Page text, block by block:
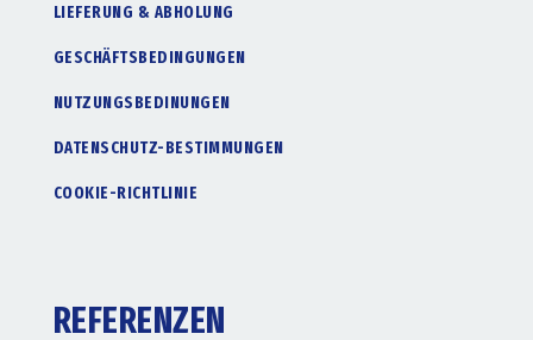
LIEFERUNG & ABHOLUNG
GESCHÄFTSBEDINGUNGEN
NUTZUNGSBEDINUNGEN
DATENSCHUTZ-BESTIMMUNGEN
COOKIE-RICHTLINIE
REFERENZEN